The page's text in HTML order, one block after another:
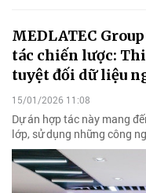
MEDLATEC
tác chiến lược:
tuyệt đối dữ liệu
15/01/2026 11:08
Dự án hợp tác này mang
lớp, sử dụng những công